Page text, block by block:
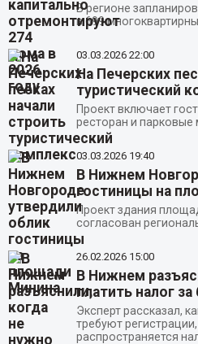
В регионе
в 699
03.03.2026 22:00
На Печерских
туристический
Проект включает
ресторан и парковые
03.03.2026 19:40
В Нижнем
гостиницы на
Проект здания
согласован
26.02.2026 15:00
В Нижнем
платить налог
Эксперт рассказал,
требуют
распространяется